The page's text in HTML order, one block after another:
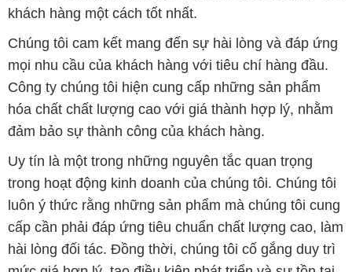
khách hàng một cách tốt nhất.
Chúng tôi cam kết mang đến sự hài lòng và đáp ứng
mọi nhu cầu của khách hàng với tiêu chí hàng đầu.
Công ty chúng tôi hiện cung cấp những sản phẩm
hóa chất chất lượng cao với giá thành hợp lý, nhằm
đảm bảo sự thành công của khách hàng.
Uy tín là một trong những nguyên tắc quan trọng
trong hoạt động kinh doanh của chúng tôi. Chúng tôi
luôn ý thức rằng những sản phẩm mà chúng tôi cung
cấp cần phải đáp ứng tiêu chuẩn chất lượng cao, làm
hài lòng đối tác. Đồng thời, chúng tôi cố gắng duy trì